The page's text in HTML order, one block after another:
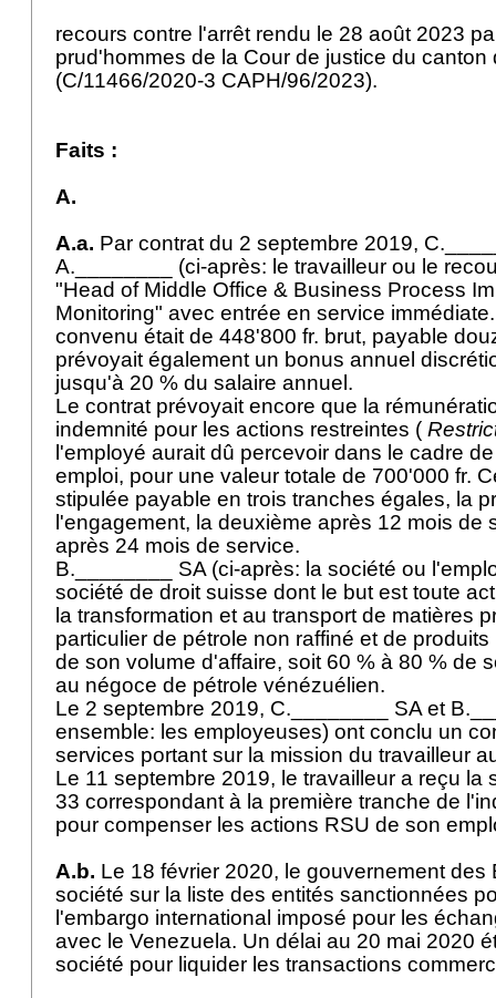
recours contre l'arrêt rendu le 28 août 2023
prud'hommes de la Cour de justice du canton
(C/11466/2020-3 CAPH/96/2023).
Faits :
A.
A.a. Par contrat du 2 septembre 2019,
A.________ (ci-après: le travailleur ou le
"Head of Middle Office & Business Process
Monitoring" avec entrée en service
convenu était de 448'800 fr. brut, payable
prévoyait également un bonus annuel
jusqu'à 20 % du salaire annuel.
Le contrat prévoyait encore que la
indemnité pour les actions restreintes (
l'employé aurait dû percevoir dans le cadre
emploi, pour une valeur totale de 700'000 fr.
stipulée payable en trois tranches égales, la
l'engagement, la deuxième après 12 mois de
après 24 mois de service.
B.________ SA (ci-après: la société ou
société de droit suisse dont le but est toute
la transformation et au transport de matières
particulier de pétrole non raffiné et de
de son volume d'affaire, soit 60 % à 80 % de
au négoce de pétrole vénézuélien.
Le 2 septembre 2019, C.________ SA et
ensemble: les employeuses) ont conclu un
services portant sur la mission du travailleur
Le 11 septembre 2019, le travailleur a reçu la
33 correspondant à la première tranche de
pour compenser les actions RSU de son
A.b. Le 18 février 2020, le gouvernement des
société sur la liste des entités sanctionnées
l'embargo international imposé pour les
avec le Venezuela. Un délai au 20 mai 2020
société pour liquider les transactions